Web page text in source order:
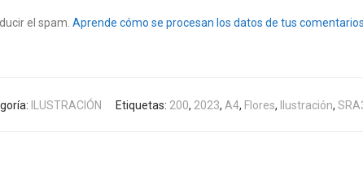
el spam. Aprende cómo se procesan los datos de tus
ILUSTRACIÓN Etiquetas: 200, 2023, A4, Flores, Ilustración,